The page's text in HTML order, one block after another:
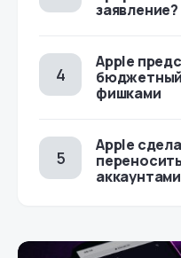
заявление?
Apple
фишками
Apple